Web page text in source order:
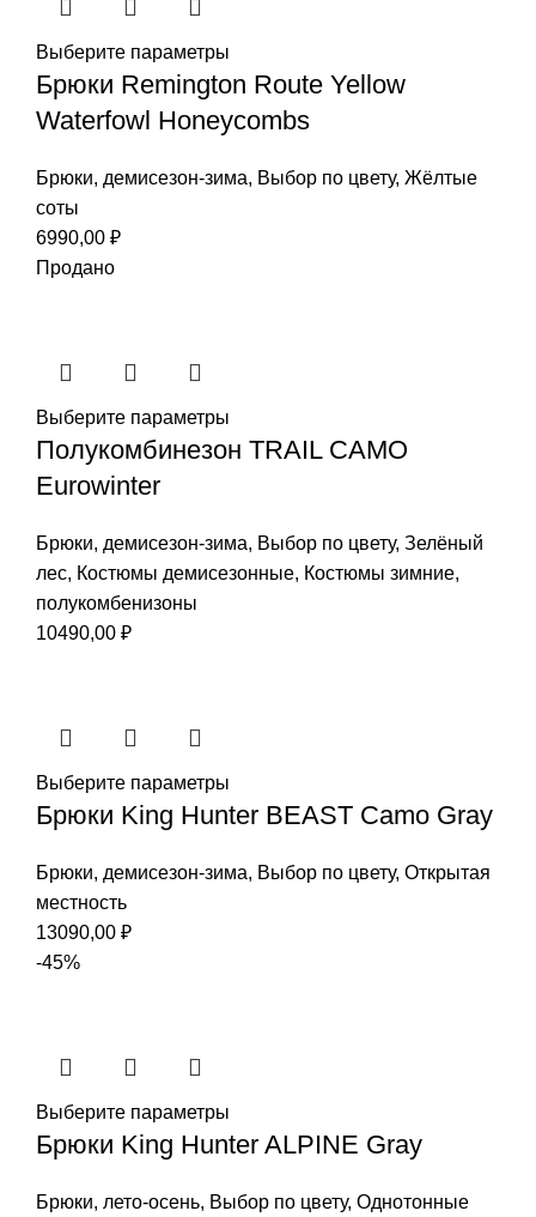
Выберите параметры
Брюки Remington Route Yellow
Waterfowl Honeycombs
Брюки, демисезон-зима, Выбор по цвету, Жёлтые
соты
6990,00 ₽
Продано
Выберите параметры
Полукомбинезон TRAIL CAMO
Eurowinter
Брюки, демисезон-зима, Выбор по цвету, Зелёный
лес, Костюмы демисезонные, Костюмы зимние,
полукомбенизоны
10490,00 ₽
Выберите параметры
Брюки King Hunter BEAST Camo Gray
Брюки, демисезон-зима, Выбор по цвету, Открытая
местность
13090,00 ₽
-45%
Выберите параметры
Брюки King Hunter ALPINE Gray
Брюки, лето-осень, Выбор по цвету, Однотонные